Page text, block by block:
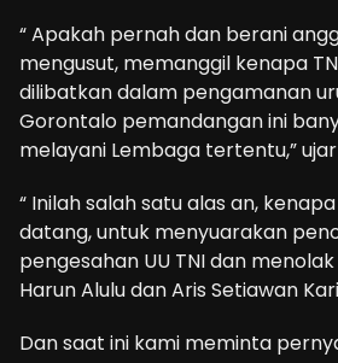
“ Apakah pernah dan berani
mengusut, memanggil kenapa
dilibatkan dalam pengamanan
Gorontalo pemandangan ini
melayani Lembaga tertentu,”
“ Inilah salah satu alas an,
datang, untuk menyuarakan
pengesahan UU TNI dan menolak
Harun Alulu dan Aris Setiawan
Dan saat ini kami meminta